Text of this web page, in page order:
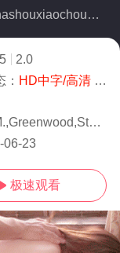
别名：kandaoshashouxiaochoudejueqi
2.0
： HD中字/高清- 免费在线观看
06-23
 极速观看